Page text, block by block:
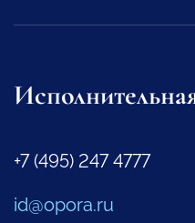
+7 (495) 247 4777
id@opora.ru